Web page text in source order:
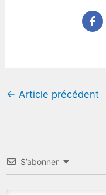
← Article précédent
S’abonner